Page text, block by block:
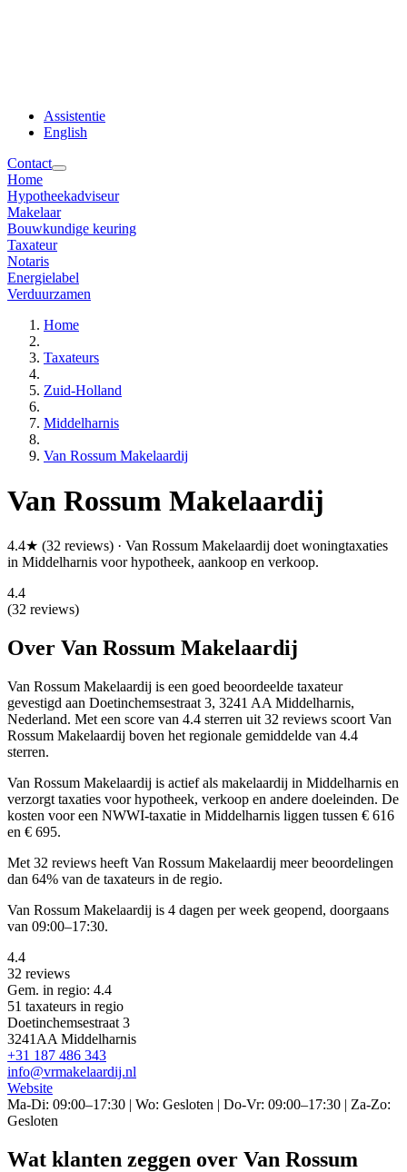
Assistentie
English
Contact
Home
Hypotheekadviseur
Makelaar
Bouwkundige keuring
Taxateur
Notaris
Energielabel
Verduurzamen
Home
Taxateurs
Zuid-Holland
Middelharnis
Van Rossum Makelaardij
Van Rossum Makelaardij
4.4★ (32 reviews) · Van Rossum Makelaardij doet woningtaxaties
in Middelharnis voor hypotheek, aankoop en verkoop.
4.4
(32 reviews)
Over Van Rossum Makelaardij
Van Rossum Makelaardij is een goed beoordeelde taxateur
gevestigd aan Doetinchemsestraat 3, 3241 AA Middelharnis,
Nederland. Met een score van 4.4 sterren uit 32 reviews scoort Van
Rossum Makelaardij boven het regionale gemiddelde van 4.4
sterren.
Van Rossum Makelaardij is actief als makelaardij in Middelharnis en
verzorgt taxaties voor hypotheek, verkoop en andere doeleinden. De
kosten voor een NWWI-taxatie in Middelharnis liggen tussen € 616
en € 695.
Met 32 reviews heeft Van Rossum Makelaardij meer beoordelingen
dan 64% van de taxateurs in de regio.
Van Rossum Makelaardij is 4 dagen per week geopend, doorgaans
van 09:00–17:30.
4.4
32 reviews
Gem. in regio: 4.4
51 taxateurs in regio
Doetinchemsestraat 3
3241AA Middelharnis
+31 187 486 343
info@vrmakelaardij.nl
Website
Ma-Di: 09:00–17:30 | Wo: Gesloten | Do-Vr: 09:00–17:30 | Za-Zo:
Gesloten
Wat klanten zeggen over Van Rossum